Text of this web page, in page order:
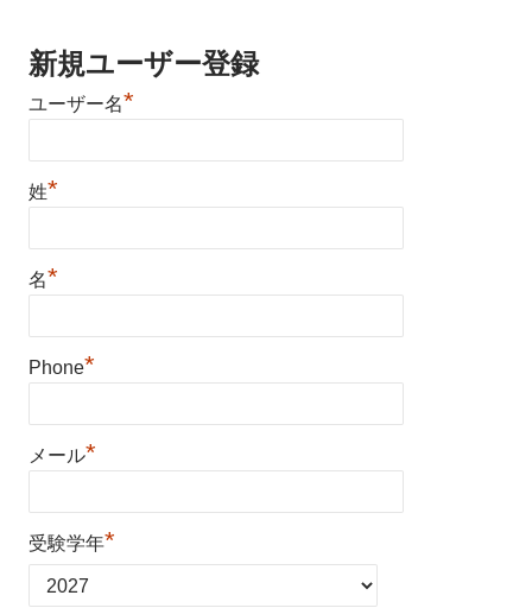
新規ユーザー登録
ユーザー名*
姓*
名*
Phone*
メール*
受験学年*